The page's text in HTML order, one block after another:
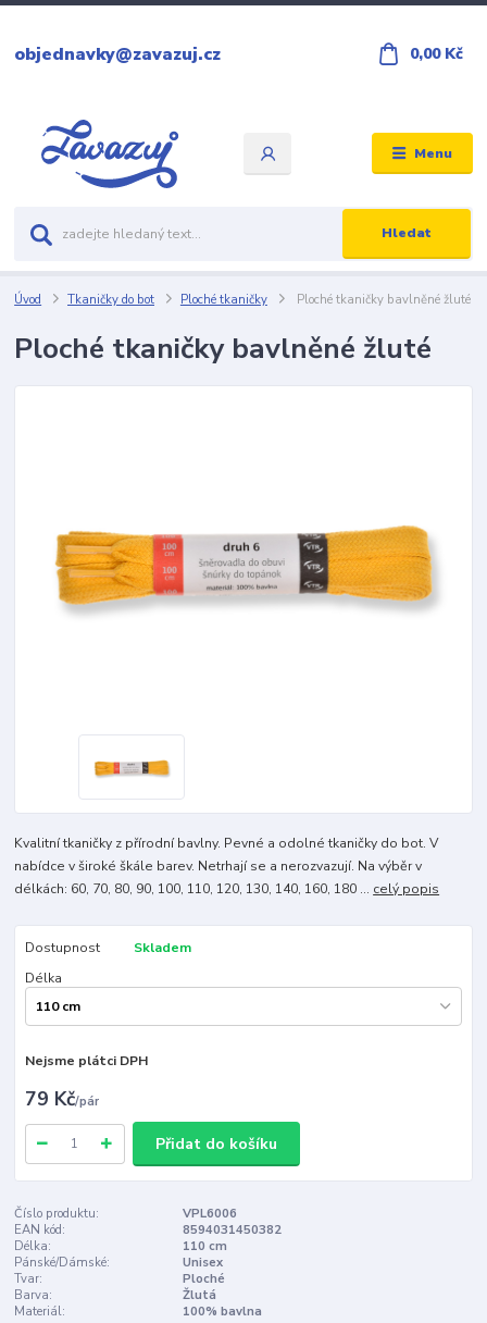
Menu
Hledat
objednavky@zavazuj.cz 0,00 Kč
Úvod Tkaničky do bot Ploché tkaničky Ploché tkaničky bavlněné žluté
Ploché tkaničky bavlněné žluté
Kvalitní tkaničky z přírodní bavlny. Pevné a odolné tkaničky do bot. V
nabídce v široké škále barev. Netrhají se a nerozvazují. Na výběr v
délkách: 60, 70, 80, 90, 100, 110, 120, 130, 140, 160, 180 ... celý popis
Dostupnost
Skladem
Délka
Nejsme plátci DPH
79 Kč/pár
Přidat do košíku
Číslo produktu:
VPL6006
EAN kód:
8594031450382
Délka:
110 cm
Pánské/Dámské:
Unisex
Tvar:
Ploché
Barva:
Žlutá
Materiál:
100% bavlna